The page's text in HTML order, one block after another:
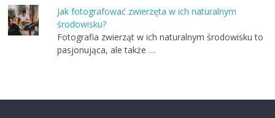
Jak fotografować zwierzęta w ich naturalnym
środowisku?
Fotografia zwierząt w ich naturalnym środowisku to
pasjonująca, ale także …